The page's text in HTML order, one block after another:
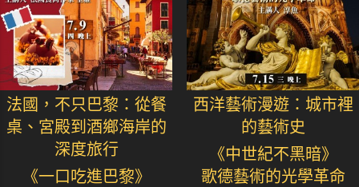
法國，不只巴黎：從餐
桌、宮殿到酒鄉海岸的
深度旅行
《一口吃進巴黎》
西洋藝術漫遊：城市裡
的藝術史
《中世紀不黑暗》
歌德藝術的光學革命